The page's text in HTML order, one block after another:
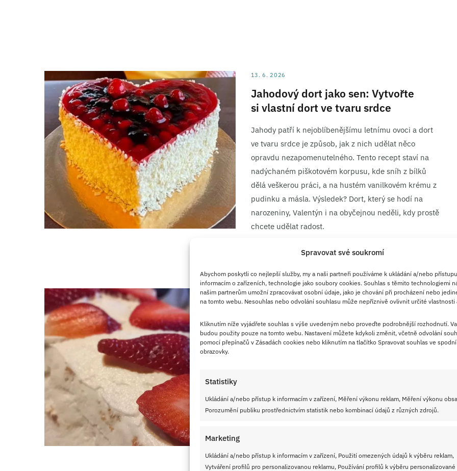
Spravovat své soukromí
Abychom poskytli co nejlepší služby, my a naši partneři používáme k ukládání a/nebo
informacím o zařízeních, technologie jako soubory cookies. Souhlas s těmito technologiemi
našim partnerům umožní zpracovávat osobní údaje, jako je chování při procházení nebo
na tomto webu. Nesouhlas nebo odvolání souhlasu může nepříznivě ovlivnit určité vlastnosti
Kliknutím níže vyjádřete souhlas s výše uvedeným nebo proveďte podrobnější rozhodnutí.
budou použity pouze na tomto webu. Nastavení můžete kdykoli změnit, včetně odvolání
pomocí přepínačů v Zásadách cookies nebo kliknutím na tlačítko Spravovat souhlas ve
obrazovky.
Statistiky
Ukládání a/nebo přístup k informacím v zařízení, Měření výkonu reklam, Měření výkonu
Porozumění publiku prostřednictvím statistik nebo kombinací údajů z různých zdrojů.
Marketing
Ukládání a/nebo přístup k informacím v zařízení, Použití omezených údajů k výběru reklam,
Vytváření profilů pro personalizovanou reklamu, Používání profilů k výběru personalizované
13. 6. 2026
Jahodový dort jako sen: Vytvořte
si vlastní dort ve tvaru srdce
Jahody patří k nejoblíbenějšímu letnímu ovoci a dort
ve tvaru srdce je způsob, jak z nich udělat něco
opravdu nezapomenutelného. Tento recept staví na
nadýchaném piškotovém korpusu, kde sníh z bílků
dělá veškerou práci, a na hustém vanilkovém krému z
pudinku a másla. Výsledek? Dort, který se hodí na
narozeniny, Valentýn i na obyčejnou neděli, kdy prostě
chcete udělat radost.
ČÍST RECEPT
31. 5. 2026
piškotovém korpusu s
mascarpone krémem a tvarohem,
pracnou věc. Ale není tomu tak vždycky. Přesvědčte se
ČÍST RECEPT